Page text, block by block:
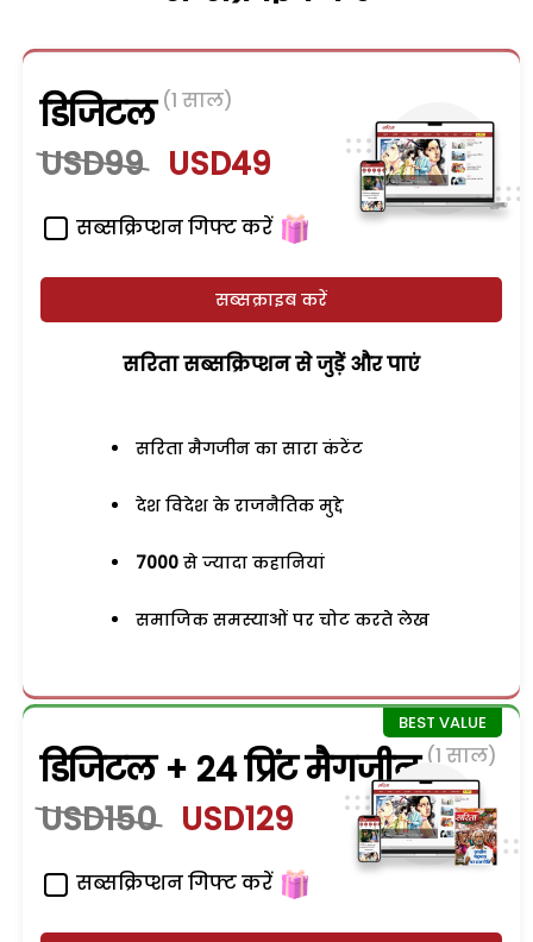
डिजिटल (1 साल)
USD99 USD49
सब्सक्रिप्शन गिफ्ट करें
सब्सक्राइब करें
सरिता सब्सक्रिप्शन से जुड़ेें और पाएं
सरिता मैगजीन का सारा कंटेंट
देश विदेश के राजनैतिक मुद्दे
7000 से ज्यादा कहानियां
समाजिक समस्याओं पर चोट करते लेख
डिजिटल + 24 प्रिंट मैगजीन (1 साल)
USD150 USD129
सब्सक्रिप्शन गिफ्ट करें